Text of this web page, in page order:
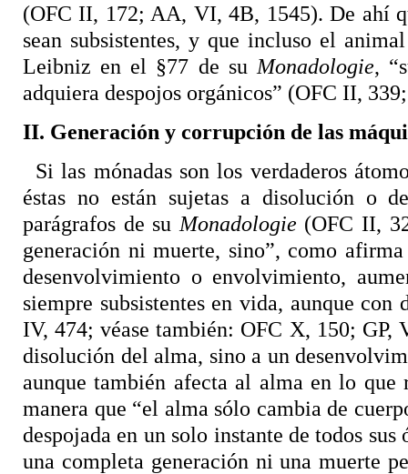
(OFC II, 172; AA, VI, 4B, 1545).De ahí
sean subsistentes, y que incluso el
Leibniz en el §77 de su Monadologie,
adquiera despojos orgánicos” (OFC II,
II. Generación y corrupción de las
Si las mónadas son los verdaderos
éstas no están sujetas a disolución o
parágrafos de su Monadologie (OFC II,
generación ni muerte, sino”, como
desenvolvimiento o envolvimiento,
siempre subsistentes en vida, aunque
IV, 474; véase también: OFC X, 150;
disolución del alma, sino a un
aunque también afecta al alma en lo que
manera que “el alma sólo cambia de
despojada en un solo instante de todos
una completa generación ni una muerte